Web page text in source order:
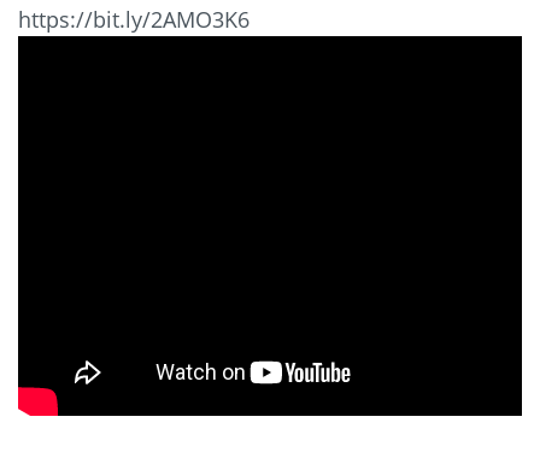
https://bit.ly/2AMO3K6